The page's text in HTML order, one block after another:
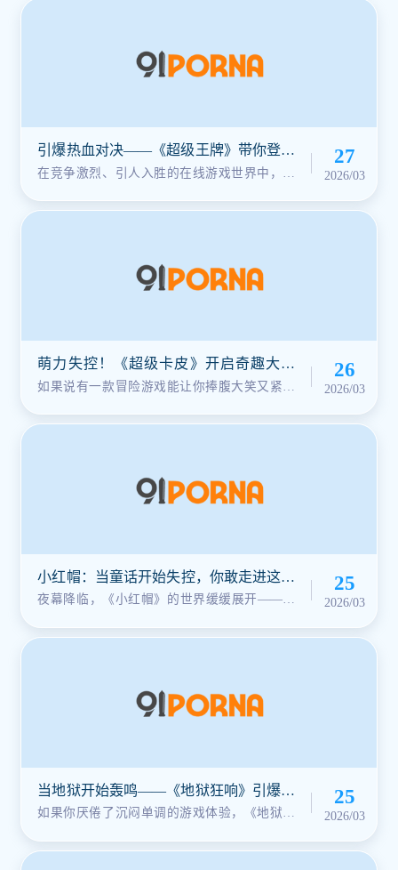
引爆热血对决——《超级王牌》带你登顶
巅峰之战！
在竞争激烈、引人入胜的在线游戏世界中，一
27
2026/03
萌力失控！《超级卡皮》开启奇趣大冒
险！
如果说有一款冒险游戏能让你捧腹大笑又紧张
26
2026/03
小红帽：当童话开始失控，你敢走进这片
森林吗？
夜幕降临，《小红帽》的世界缓缓展开——红
25
2026/03
当地狱开始轰鸣——《地狱狂响》引爆你
的极限感官！
如果你厌倦了沉闷单调的游戏体验，《地狱狂
25
2026/03